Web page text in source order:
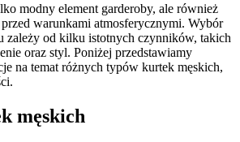
modny element garderoby, ale również
warunkami atmosferycznymi. Wybór
zależy od kilku istotnych czynników, takich
oraz styl. Poniżej przedstawiamy
na temat różnych typów kurtek męskich,
męskich